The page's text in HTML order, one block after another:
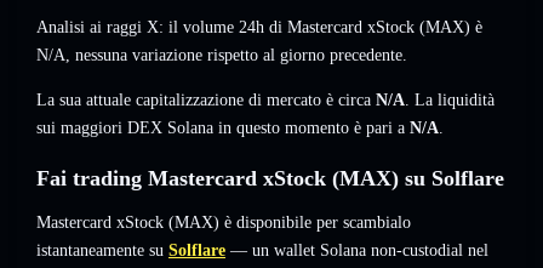
Analisi ai raggi X: il volume 24h di Mastercard xStock (MAX) è
N/A, nessuna variazione rispetto al giorno precedente.
La sua attuale capitalizzazione di mercato è circa N/A. La liquidità
sui maggiori DEX Solana in questo momento è pari a N/A.
Fai trading Mastercard xStock (MAX) su Solflare
Mastercard xStock (MAX) è disponibile per scambialo
istantaneamente su Solflare — un wallet Solana non-custodial nel